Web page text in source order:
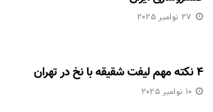
27 نوامبر 2025
۴ نکته مهم لیفت شقیقه با نخ در تهران
10 نوامبر 2025